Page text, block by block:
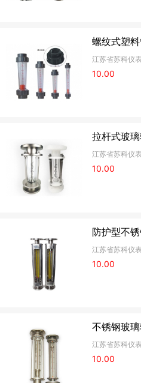
螺纹式塑
江苏省苏科仪
10.00
拉杆式玻
江苏省苏科仪
10.00
防护型不
江苏省苏科仪
10.00
不锈钢玻
江苏省苏科仪
10.00